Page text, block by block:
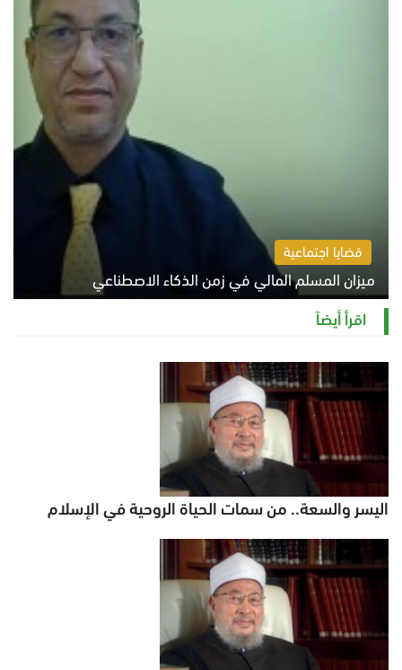
قضايا اجتماعية
ميزان المسلم المالي في زمن الذكاء الاصطناعي
السبت 8 أغسطس 2026 11:21 ص
اقرأ أيضاً
اليسر والسعة.. من سمات الحياة الروحية في الإسلام